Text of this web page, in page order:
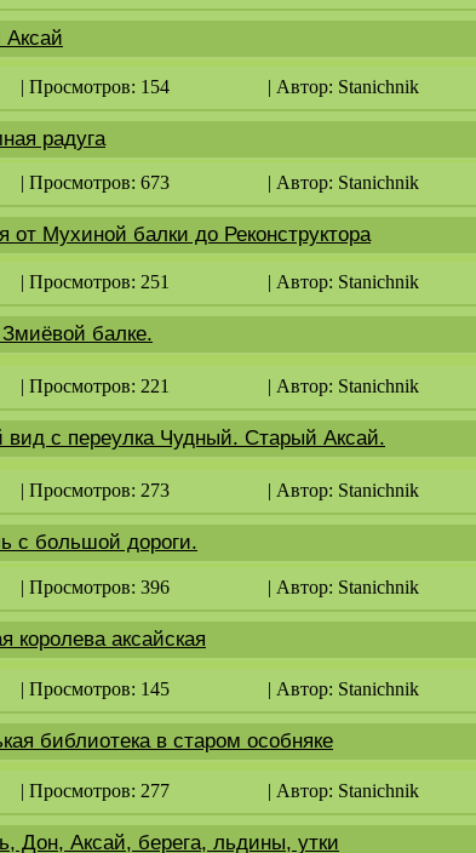
Аксай
| Просмотров: 154 | Автор: Stanichnik
радуга
| Просмотров: 673 | Автор: Stanichnik
от Мухиной балки до Реконструктора
| Просмотров: 251 | Автор: Stanichnik
балке.
| Просмотров: 221 | Автор: Stanichnik
вид с переулка Чудный. Старый Аксай.
| Просмотров: 273 | Автор: Stanichnik
с большой дороги.
| Просмотров: 396 | Автор: Stanichnik
королева аксайская
| Просмотров: 145 | Автор: Stanichnik
библиотека в старом особняке
| Просмотров: 277 | Автор: Stanichnik
Дон, Аксай, берега, льдины, утки